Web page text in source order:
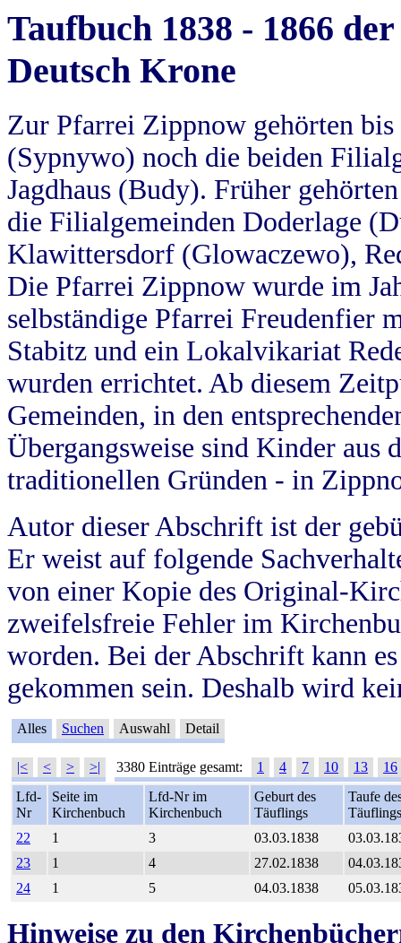
Taufbuch 1838 - 1866
Deutsch Krone
Zur Pfarrei Zippnow gehörten
(Sypnywo) noch die beiden
Jagdhaus (Budy). Früher
die Filialgemeinden Doderlage
Klawittersdorf (Glowaczewo),
Die Pfarrei Zippnow wurde im
selbständige Pfarrei Freudenfier
Stabitz und ein Lokalvikariat
wurden errichtet. Ab diesem
Gemeinden, in den
Übergangsweise sind Kinder aus
traditionellen Gründen - in
Autor dieser Abschrift ist der
Er weist auf folgende
von einer Kopie des Original-
zweifelsfreie Fehler im
worden. Bei der Abschrift kann
gekommen sein. Deshalb wird
Alles Suchen Auswahl Detail
|< < > >| 3380 Einträge gesamt: 1 4 7 10 13
16
Lfd-
Nr
Seite im
Kirchenbuch
Lfd-Nr im
Kirchenbuch
Geburt des
Täuflings
Taufe
Täuflings
22
1 3 03.03.1838
23
1 4 27.02.1838
24
1 5 04.03.1838
Hinweise zu den